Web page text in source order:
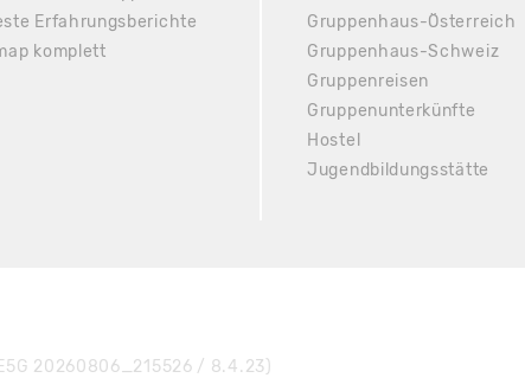
Erfahrungsberichte
komplett
Gruppenhaus-Österreich
Gruppenhaus-Schweiz
Gruppenreisen
Gruppenunterkünfte
Hostel
Jugendbildungsstätte
20260806_215526 / 8.4.23)